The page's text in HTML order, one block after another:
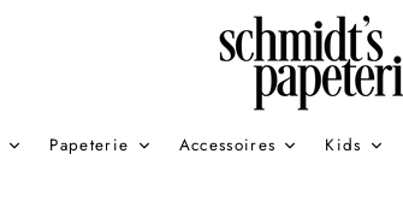
Papeterie Accessoires Kids